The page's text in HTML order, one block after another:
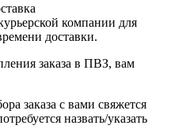
компании для
доставки.
заказа в ПВЗ, вам
заказа с вами свяжется
назвать/указать